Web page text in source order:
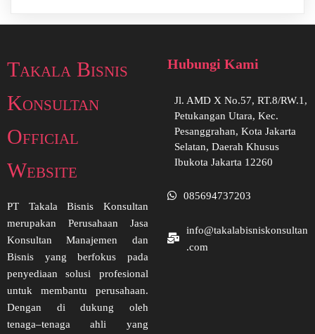
Takala Bisnis
Konsultan
Official
Website
PT Takala Bisnis Konsultan
merupakan Perusahaan Jasa
Konsultan Manajemen dan
Bisnis yang berfokus pada
penyediaan solusi profesional
untuk membantu perusahaan.
Dengan di dukung oleh
tenaga–tenaga ahli yang
Hubungi Kami
Jl. AMD X No.57, RT.8/RW.1,
Petukangan Utara, Kec.
Pesanggrahan, Kota Jakarta
Selatan, Daerah Khusus
Ibukota Jakarta 12260
085694737203
info@takalabisniskonsultan
.com